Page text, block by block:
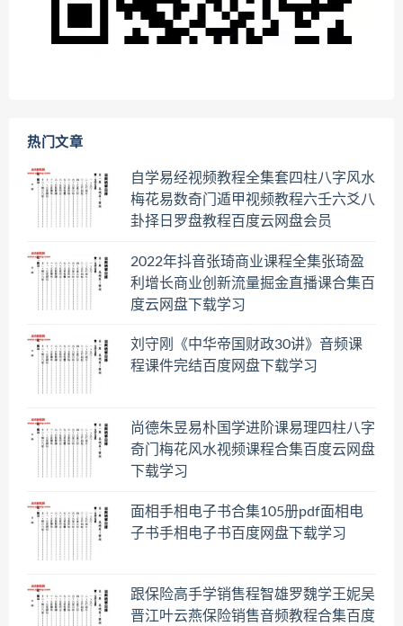
热门文章
自学易经视频教程全集套四柱八字风水
梅花易数奇门遁甲视频教程六壬六爻八
卦择日罗盘教程百度云网盘会员
2022年抖音张琦商业课程全集张琦盈
利增长商业创新流量掘金直播课合集百
度云网盘下载学习
刘守刚《中华帝国财政30讲》音频课
程课件完结百度网盘下载学习
尚德朱昱易朴国学进阶课易理四柱八字
奇门梅花风水视频课程合集百度云网盘
下载学习
面相手相电子书合集105册pdf面相电
子书手相电子书百度网盘下载学习
跟保险高手学销售程智雄罗魏学王妮吴
晋江叶云燕保险销售音频教程合集百度